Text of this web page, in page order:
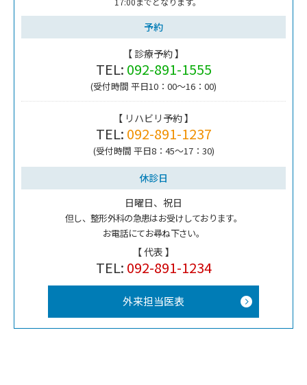
予約
【 診療予約 】
TEL: 092-891-1555
(受付時間 平日10：00～16：00)
【 リハビリ予約 】
TEL: 092-891-1237
(受付時間 平日8：45～17：30)
休診日
日曜日、祝日
但し、整形外科の急患はお受けしております。
お電話にてお尋ね下さい。
【 代表 】
TEL: 092-891-1234
外来担当医表